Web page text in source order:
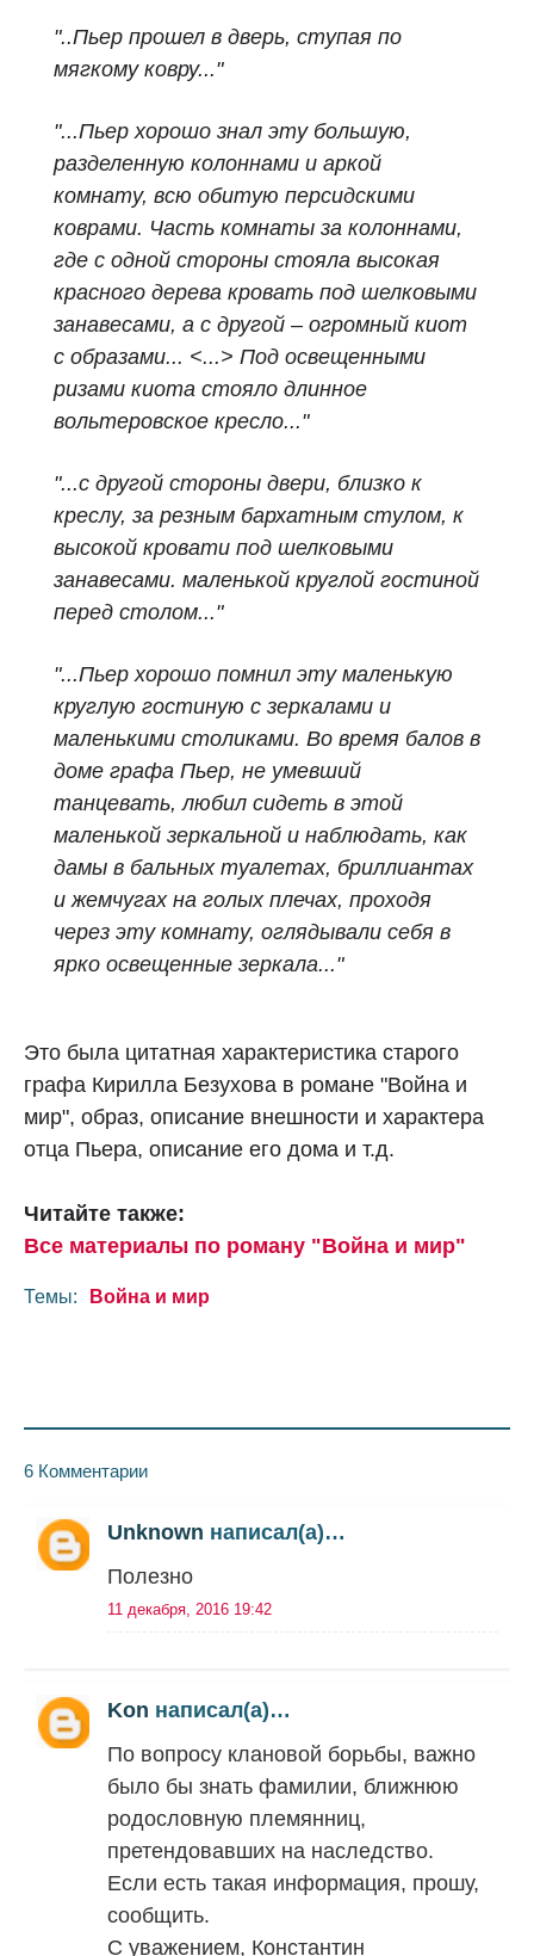
"..Пьер прошел в дверь, ступая по
мягкому ковру..."
"...Пьер хорошо знал эту большую,
разделенную колоннами и аркой
комнату, всю обитую персидскими
коврами. Часть комнаты за колоннами,
где с одной стороны стояла высокая
красного дерева кровать под шелковыми
занавесами, а с другой – огромный киот
с образами... <...> Под освещенными
ризами киота стояло длинное
вольтеровское кресло..."
"...с другой стороны двери, близко к
креслу, за резным бархатным стулом, к
высокой кровати под шелковыми
занавесами. маленькой круглой гостиной
перед столом..."
"...Пьер хорошо помнил эту маленькую
круглую гостиную с зеркалами и
маленькими столиками. Во время балов в
доме графа Пьер, не умевший
танцевать, любил сидеть в этой
маленькой зеркальной и наблюдать, как
дамы в бальных туалетах, бриллиантах
и жемчугах на голых плечах, проходя
через эту комнату, оглядывали себя в
ярко освещенные зеркала..."
Это была цитатная характеристика старого
графа Кирилла Безухова в романе "Война и
мир", образ, описание внешности и характера
отца Пьера, описание его дома и т.д.
Читайте также:
Все материалы по роману "Война и мир"
Темы: Война и мир
6 Комментарии
Unknown написал(а)…
Полезно
11 декабря, 2016 19:42
Kon написал(а)…
По вопросу клановой борьбы, важно
было бы знать фамилии, ближнюю
родословную племянниц,
претендовавших на наследство.
Если есть такая информация, прошу,
сообщить.
С уважением, Константин